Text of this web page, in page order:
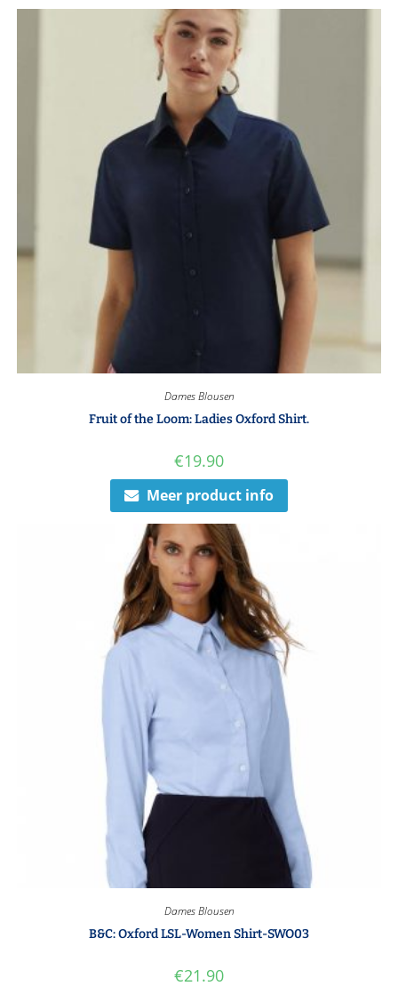
Dames Blousen
Fruit of the Loom: Ladies Oxford Shirt.
€19.90
Meer product info
Dames Blousen
B&C: Oxford LSL-Women Shirt-SWO03
€21.90